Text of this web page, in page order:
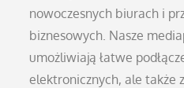
nowoczesnych biurach i
biznesowych. Nasze
umożliwiają łatwe
elektronicznych, ale także